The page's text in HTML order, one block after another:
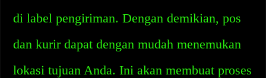
di label pengiriman. Dengan demikian, pos
dan kurir dapat dengan mudah menemukan
lokasi tujuan Anda. Ini akan membuat proses